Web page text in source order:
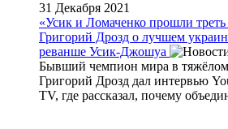
31 Декабря 2021
«Усик и Ломаченко прошли
Григорий Дрозд о лучшем
реванше Усик-Джошуа
Бывший чемпион мира в тяжёлом
Григорий Дрозд дал интервью
TV, где рассказал, почему